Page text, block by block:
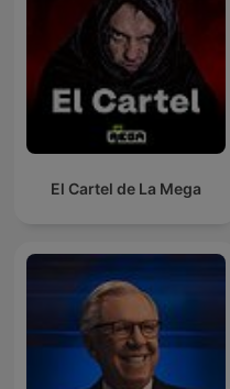
El Cartel de La Mega